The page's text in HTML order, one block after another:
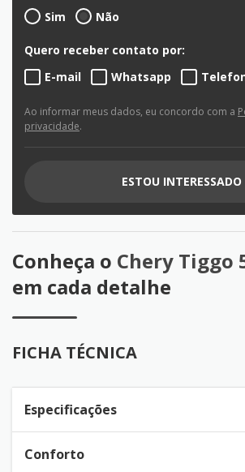
Sim
Não
Quero receber contato por:
E-mail
Whatsapp
Ao informar meus dados, eu concordo com a
privacidade.
ESTOU INTERESSADO
Conheça o Chery Tiggo
em cada detalhe
FICHA TÉCNICA
Especificações
Conforto